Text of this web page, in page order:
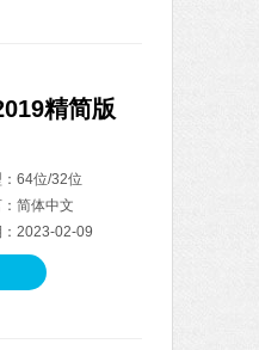
精简版
64位/32位
简体中文
2023-02-09